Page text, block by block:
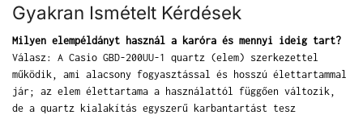
Gyakran Ismételt Kérdések
Milyen elempéldányt használ a karóra és mennyi ideig tart?
Válasz: A Casio GBD-200UU-1 quartz (elem) szerkezettel
működik, ami alacsony fogyasztással és hosszú élettartammal
jár; az elem élettartama a használattól függően változik,
de a quartz kialakítás egyszerű karbantartást tesz